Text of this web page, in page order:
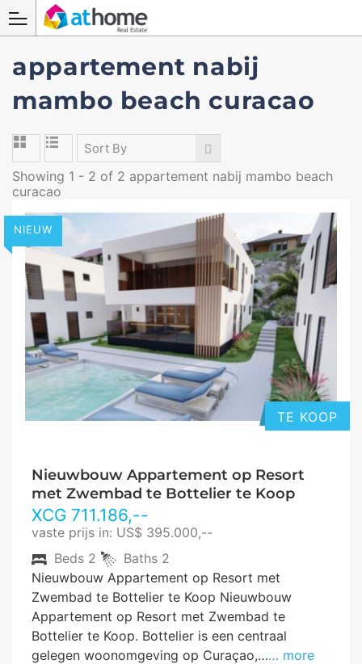
appartement nabij
mambo beach curacao
Sort By
Showing 1 - 2 of 2 appartement nabij mambo beach
curacao
NIEUW
TE KOOP
Nieuwbouw Appartement op Resort
met Zwembad te Bottelier te Koop
XCG 711.186,--
vaste prijs in: US$ 395.000,--
Beds 2 Baths 2
Nieuwbouw Appartement op Resort met
Zwembad te Bottelier te Koop Nieuwbouw
Appartement op Resort met Zwembad te
Bottelier te Koop. Bottelier is een centraal
gelegen woonomgeving op Curaçao,…… more